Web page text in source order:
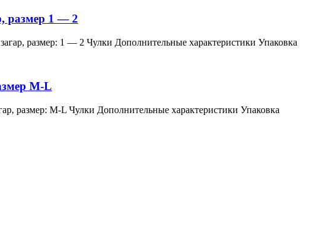
размер 1 — 2
размер: 1 — 2 Чулки Дополнительные характеристики Упаковка
M-L
размер: M-L Чулки Дополнительные характеристики Упаковка